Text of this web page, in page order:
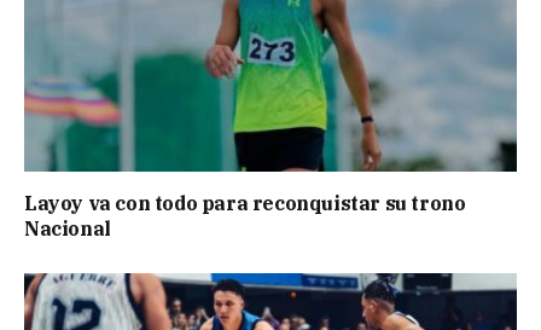
Layoy va con todo para reconquistar su trono
Nacional